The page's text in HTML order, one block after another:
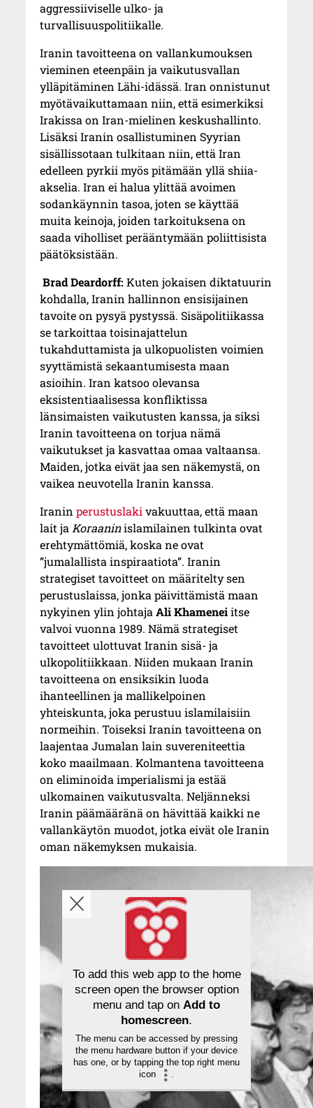
aggressiiviselle ulko- ja
turvallisuuspolitiikalle.
Iranin tavoitteena on vallankumouksen
vieminen eteenpäin ja vaikutusvallan
ylläpitäminen Lähi-idässä. Iran onnistunut
myötävaikuttamaan niin, että esimerkiksi
Irakissa on Iran-mielinen keskushallinto.
Lisäksi Iranin osallistuminen Syyrian
sisällissotaan tulkitaan niin, että Iran
edelleen pyrkii myös pitämään yllä shiia-
akselia. Iran ei halua ylittää avoimen
sodankäynnin tasoa, joten se käyttää
muita keinoja, joiden tarkoituksena on
saada viholliset perääntymään poliittisista
päätöksistään.
Brad Deardorff: Kuten jokaisen diktatuurin
kohdalla, Iranin hallinnon ensisijainen
tavoite on pysyä pystyssä. Sisäpolitiikassa
se tarkoittaa toisinajattelun
tukahduttamista ja ulkopuolisten voimien
syyttämistä sekaantumisesta maan
asioihin. Iran katsoo olevansa
eksistentiaalisessa konfliktissa
länsimaisten vaikutusten kanssa, ja siksi
Iranin tavoitteena on torjua nämä
vaikutukset ja kasvattaa omaa valtaansa.
Maiden, jotka eivät jaa sen näkemystä, on
vaikea neuvotella Iranin kanssa.
Iraninperustuslakivakuuttaa, että maan
lait jaKoraaninislamilainen tulkinta ovat
erehtymättömiä, koska ne ovat
”jumalallista inspiraatiota”. Iranin
strategiset tavoitteet on määritelty sen
perustuslaissa, jonka päivittämistä maan
nykyinen ylin johtajaAli Khameneiitse
valvoi vuonna 1989. Nämä strategiset
tavoitteet ulottuvat Iranin sisä- ja
ulkopolitiikkaan. Niiden mukaan Iranin
tavoitteena on ensiksikin luoda
ihanteellinen ja mallikelpoinen
yhteiskunta, joka perustuu islamilaisiin
normeihin. Toiseksi Iranin tavoitteena on
laajentaa Jumalan lain suvereniteettia
koko maailmaan. Kolmantena tavoitteena
on eliminoida imperialismi ja estää
ulkomainen vaikutusvalta. Neljänneksi
Iranin päämääränä on hävittää kaikki ne
vallankäytön muodot, jotka eivät ole Iranin
oman näkemyksen mukaisia.
To add this web app to the home
screen open the browser option
menu and tap on Add to
homescreen.
The menu can be accessed by pressing
the menu hardware button if your device
has one, or by tapping the top right menu
icon
.